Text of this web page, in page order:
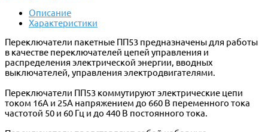
Описание
Характеристики
Переключатели пакетные ПП53 предназначены для работы
в качестве переключателей цепей управления и
распределения электрической энергии, вводных
выключателей, управления электродвигателями.
Переключатели ПП53 коммутируют электрические цепи
током 16А и 25А напряжением до 660 В переменного тока
частотой 50 и 60 Гц и до 440 В постоянного тока.